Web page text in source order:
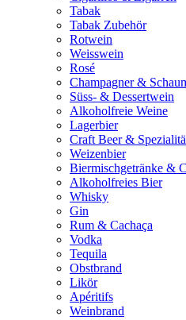
Tabak
Tabak Zubehör
Rotwein
Weisswein
Rosé
Champagner &
Süss- & Dessertwein
Alkoholfreie Weine
Lagerbier
Craft Beer &
Weizenbier
Biermischgetränke &
Alkoholfreies Bier
Whisky
Gin
Rum & Cachaça
Vodka
Tequila
Obstbrand
Likör
Apéritifs
Weinbrand